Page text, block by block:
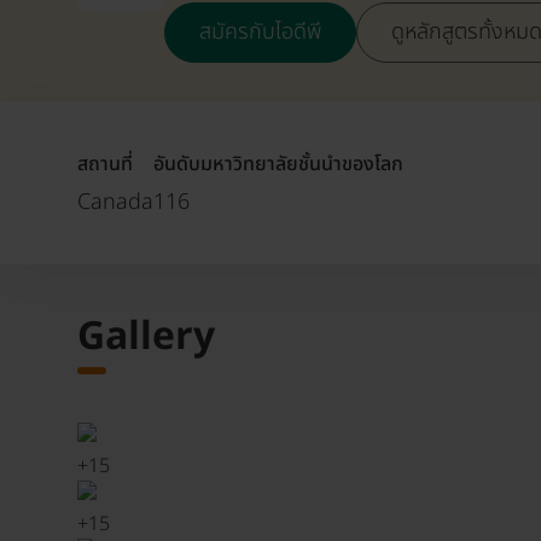
สมัครกับไอดีพี ดูหลักสูตรทั้งหมด
สถานที่
Canada
อันดับมหาวิทยาลัยชั้นนำของโลก
116
Gallery
+15
+15